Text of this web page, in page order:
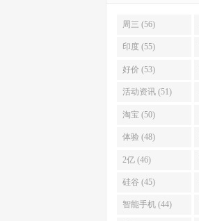
周三 (56)
印度 (55)
好价 (53)
活动资讯 (51)
淘宝 (50)
体验 (48)
2亿 (46)
硅谷 (45)
智能手机 (44)